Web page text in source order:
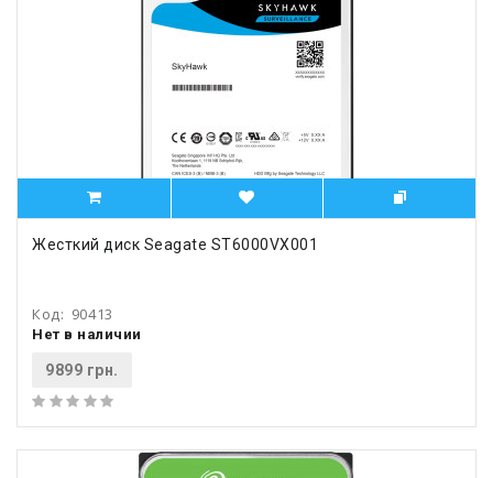
Жесткий диск Seagate ST6000VX001
Код: 90413
Нет в наличии
9899 грн.